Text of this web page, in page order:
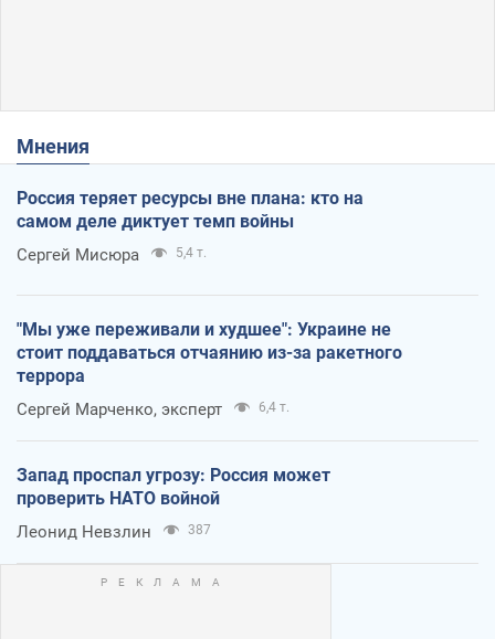
Мнения
Россия теряет ресурсы вне плана: кто на
самом деле диктует темп войны
Сергей Мисюра 5,4 т.
"Мы уже переживали и худшее": Украине не
стоит поддаваться отчаянию из-за ракетного
террора
Сергей Марченко, эксперт 6,4 т.
Запад проспал угрозу: Россия может
проверить НАТО войной
Леонид Невзлин 387